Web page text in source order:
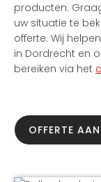
producten.
uw situatie te
offerte. Wij
in Dordrecht en
bereiken via het
OFFERTE